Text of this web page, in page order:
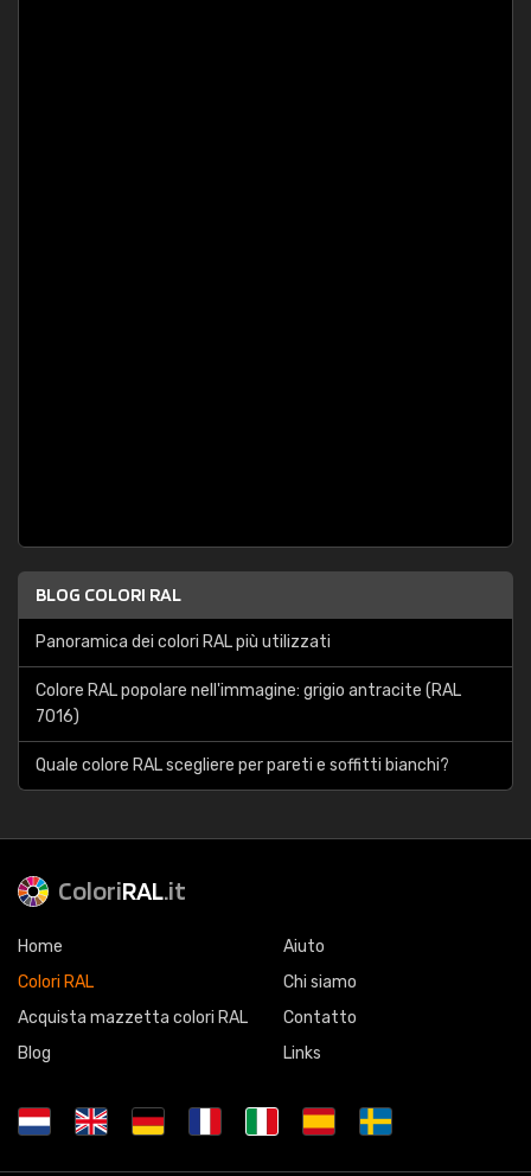
BLOG COLORI RAL
Panoramica dei colori RAL più utilizzati
Colore RAL popolare nell'immagine: grigio antracite (RAL
7016)
Quale colore RAL scegliere per pareti e soffitti bianchi?
ColoriRAL.it
Home
Colori RAL
Acquista mazzetta colori RAL
Blog
Aiuto
Chi siamo
Contatto
Links